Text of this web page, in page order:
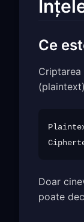
Ce
Doar
poate